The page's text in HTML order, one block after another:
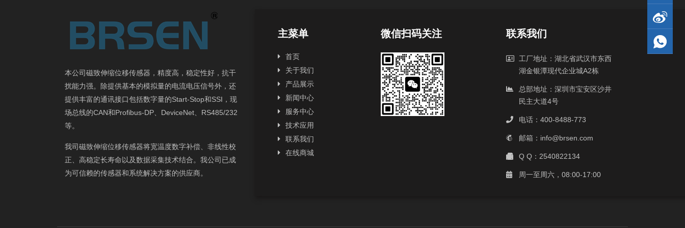
本公司磁致伸缩位移传感器，精度高，稳定性好，抗干
扰能力强。除提供基本的模拟量的电流电压信号外，还
提供丰富的通讯接口包括数字量的Start-Stop和SSI，现
场总线的CAN和Profibus-DP、DeviceNet、RS485/232
等。
我司磁致伸缩位移传感器将宽温度数字补偿、非线性校
正、高稳定长寿命以及数据采集技术结合。我公司已成
为可信赖的传感器和系统解决方案的供应商。
主菜单
首页
关于我们
产品展示
新闻中心
服务中心
技术应用
联系我们
在线商城
微信扫码关注 联系我们
工厂地址：湖北省武汉市东西
湖金银潭现代企业城A2栋
总部地址：深圳市宝安区沙井
民主大道4号
电话：400-8488-773
邮箱：info@brsen.com
Q Q：2540822134
周一至周六，08:00-17:00